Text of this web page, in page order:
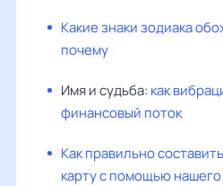
Какие знаки зодиака
почему
Имя и судьба: как
финансовый поток
Как правильно
карту с помощью